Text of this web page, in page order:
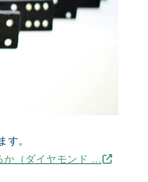
す。
か（ダイヤモンド …